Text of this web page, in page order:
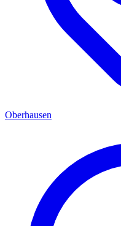
Oberhausen